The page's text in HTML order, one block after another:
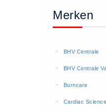
BHV kasten (5)
BHV kasten (0)
Evacuatie - Zaklampen (0)
Merken
> BHV Centrale
> BHV Centrale
> Burncare
> Cardiac Science